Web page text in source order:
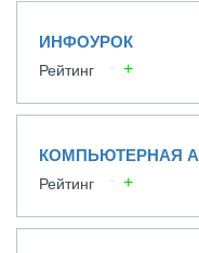
ИНФОУРОК
Рейтинг
КОМПЬЮТЕРНАЯ
Рейтинг